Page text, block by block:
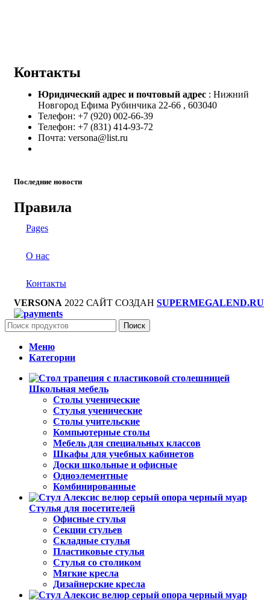
Контакты
Юридический адрес и почтовый адрес : Нижний
Новгород Ефима Рубинчика 22-66 , 603040
Телефон: +7 (920) 002-66-39
Телефон: +7 (831) 414-93-72
Почта: versona@list.ru
Последние новости
Правила
Pages
О нас
Контакты
VERSONA 2022 САЙТ СОЗДАН SUPERMEGALEND.RU
Поиск
Меню
Категории
Школьная мебель
Столы ученические
Стулья ученические
Столы учительские
Компьютерные столы
Мебель для специальных классов
Шкафы для учебных кабинетов
Доски школьные и офисные
Одноэлементные
Комбинированные
Стулья для посетителей
Офисные стулья
Секции стульев
Складные стулья
Пластиковые стулья
Стулья со столиком
Мягкие кресла
Дизайнерские кресла